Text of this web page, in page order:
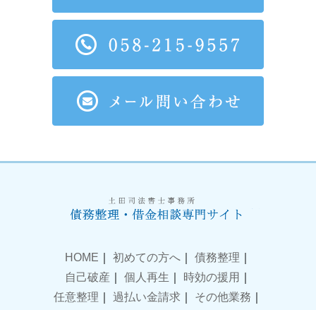
HOME 初めての方へ 債務整理
自己破産
個人再生 時効の援用
任意整理
過払い金請求 その他業務